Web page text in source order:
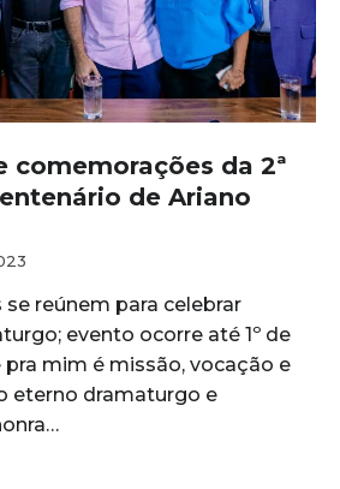
comemorações da 2ª
de Ariano
reúnem para celebrar
evento ocorre até 1º de
mim é missão, vocação e
eterno dramaturgo e